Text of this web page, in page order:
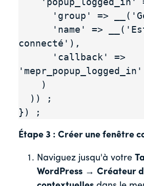
connecté'),
'mepr_popup_logged_in'
}) ;
Étape 3 : Créer une fenêtre
Naviguez jusqu'à votre
WordPress → Créateur